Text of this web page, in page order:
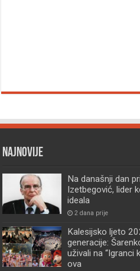
Najnovije
Na današnji dan
Izetbegović, lider
ideala
2 dana prije
Kalesijsko ljeto
generacije:
uživali na “Igranci
ova